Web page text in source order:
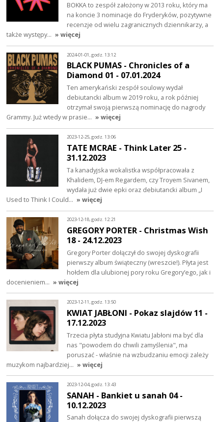
BOKKA to zespół założony w 2013 roku, który ma
na koncie 3 nominacje do Fryderyków, pozytywne
recenzje od wielu zagranicznych dziennikarzy, a
także występy… » więcej
2024-01-01, godz. 13:12
BLACK PUMAS - Chronicles of a
Diamond 01 - 07.01.2024
Ten amerykański zespół soulowy wydał
debiutancki album w 2019 roku, a rok później
otrzymał swoją pierwszą nominację do nagrody
Grammy. Już wtedy w prasie… » więcej
2023-12-25, godz. 13:06
TATE MCRAE - Think Later 25 -
31.12.2023
Ta kanadyjska wokalistka współpracowała z
Khalidem, DJ-em Regardem, czy Troyem Sivanem,
wydała już dwie epki oraz debiutancki album „I
Used to Think I Could… » więcej
2023-12-18, godz. 12:21
GREGORY PORTER - Christmas Wish
18 - 24.12.2023
Gregory Porter dołączył do swojej dyskografii
pierwszy album świąteczny (wreszcie!). Płyta jest
hołdem dla ulubionej pory roku Gregory’ego, jak i
docenieniem… » więcej
2023-12-11, godz. 13:50
KWIAT JABŁONI - Pokaz slajdów 11 -
17.12.2023
Trzecia płyta studyjna Kwiatu Jabłoni ma być dla
nas "powodem do chwili zamyślenia", ma
poruszać - właśnie na wzbudzaniu emocji zależy
muzykom najbardziej… » więcej
2023-12-04, godz. 13:43
SANAH - Bankiet u sanah 04 -
10.12.2023
Sanah dołącza do swojej dyskografii pierwszą